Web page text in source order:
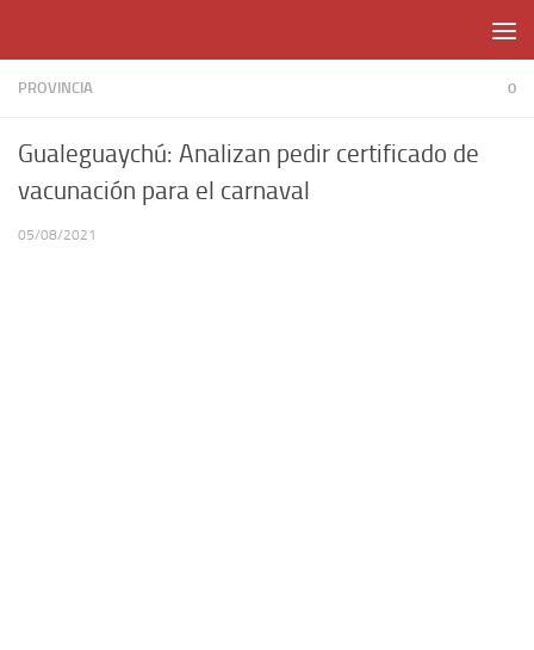
PROVINCIA 0
Gualeguaychú: Analizan pedir certificado de
vacunación para el carnaval
05/08/2021